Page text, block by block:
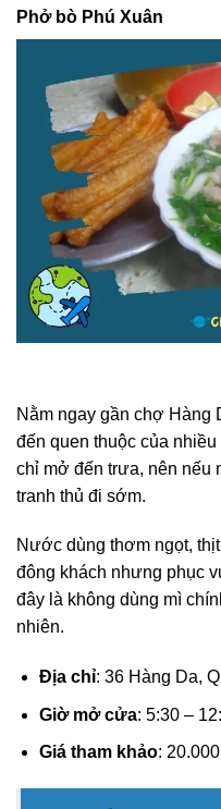
Phở bò Phú Xuân
Nằm ngay gần chợ Hàng
đến quen thuộc của
chỉ mở đến trưa, nên nếu
tranh thủ đi sớm.
Nước dùng thơm ngọt,
đông khách nhưng phục
đây là không dùng mì
nhiên.
Địa chỉ: 36 Hàng Da,
Giờ mở cửa: 5:30 –
Giá tham khảo: